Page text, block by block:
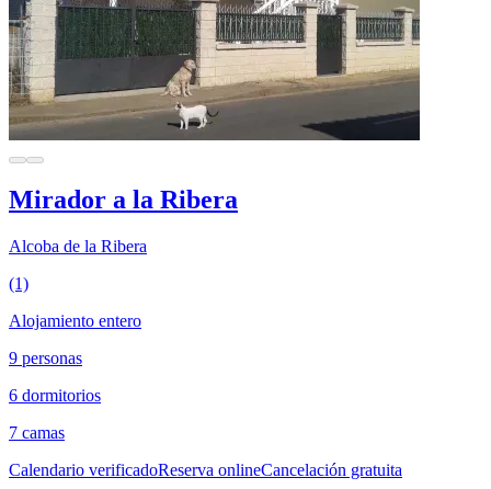
Mirador a la Ribera
Alcoba de la Ribera
(1)
Alojamiento entero
9 personas
6 dormitorios
7 camas
Calendario verificadoReserva onlineCancelación gratuita